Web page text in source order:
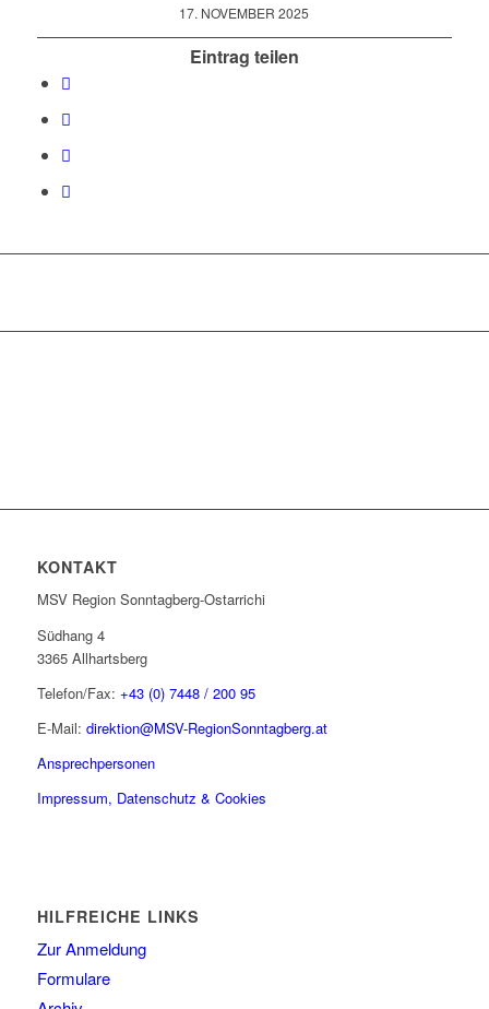
17. NOVEMBER 2025
Eintrag teilen
KONTAKT
MSV Region Sonntagberg-Ostarrichi
Südhang 4
3365 Allhartsberg
Telefon/Fax: +43 (0) 7448 / 200 95
E-Mail: direktion@MSV-RegionSonntagberg.at
Ansprechpersonen
Impressum, Datenschutz & Cookies
HILFREICHE LINKS
Zur Anmeldung
Formulare